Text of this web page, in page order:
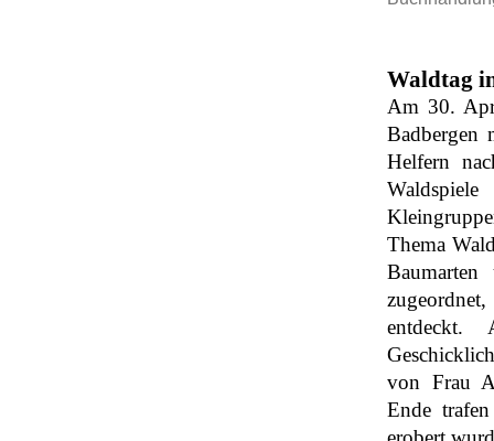
Waldtag
Am 30.
Badbergen
Helfern
Thema
Baumarten
entdeckt.
von Frau
Ende